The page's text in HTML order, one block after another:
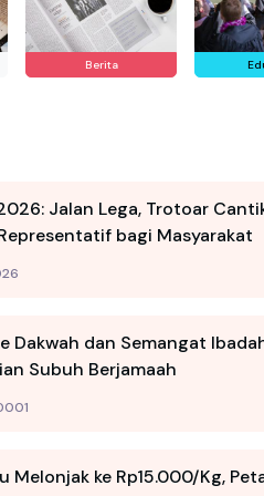
Berita
Jalan Lega, Trotoar
bagi Masyarakat
Dakwah dan Semangat
Subuh Berjamaah
Melonjak ke Rp15.000/Kg,